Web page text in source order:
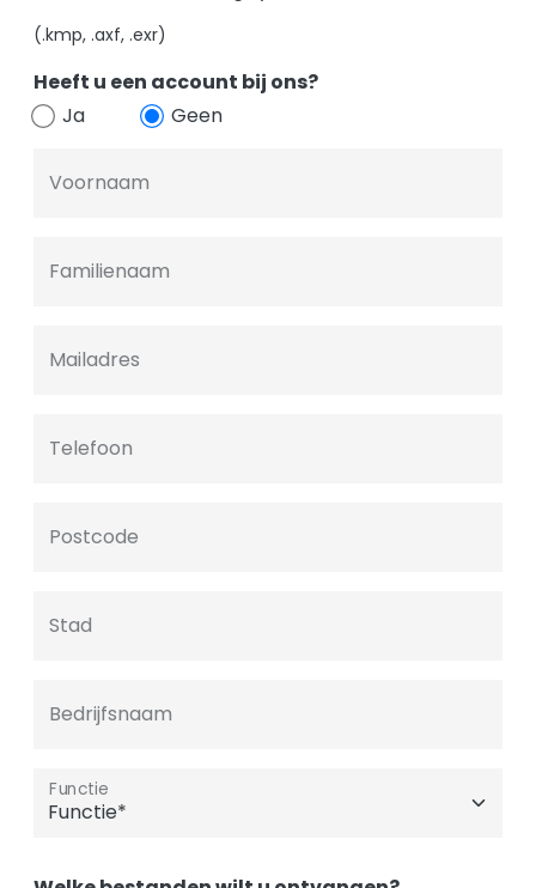
(.kmp, .axf, .exr)
Heeft u een account bij ons?
Ja
Geen
Voornaam
Familienaam
Mailadres
Telefoon
Postcode
Stad
Bedrijfsnaam
Functie